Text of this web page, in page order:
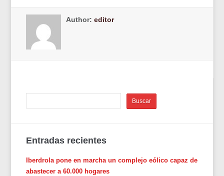
Author:editor
Entradas recientes
Iberdrola pone en marcha un complejo eólico capaz de
abastecer a 60.000 hogares